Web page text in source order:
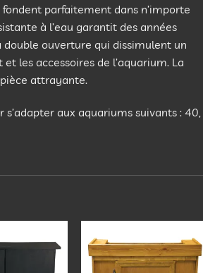
parfaitement dans n’importe
à l’eau garantit des années
double ouverture qui dissimulent un
les accessoires de l’aquarium. La
attrayante.
s’adapter aux aquariums suivants : 40,
Ajouter
Ajouter